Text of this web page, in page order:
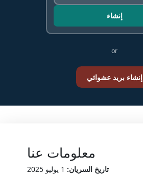
إنشاء
or
إنشاء بريد عشوائي
معلومات عنا
تاريخ السريان: